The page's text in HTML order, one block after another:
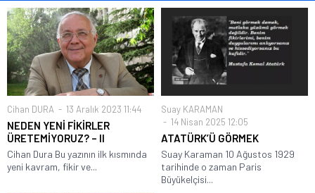
Cihan DURA 13 Aralık 2023 11:44
NEDEN YENİ FİKİRLER
ÜRETEMİYORUZ? – II
Cihan Dura Bu yazının ilk kısmında
yeni kavram, fikir ve...
Suay KARAMAN
14 Nisan 2025 12:05
ATATÜRK’Ü GÖRMEK
Suay Karaman 10 Ağustos 1929
tarihinde o zaman Paris
Büyükelçisi...